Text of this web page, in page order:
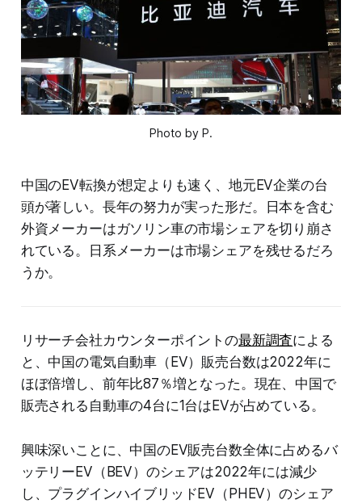
Photo by P.
中国のEV転換が想定よりも速く、地元EV企業の台
頭が著しい。長年の努力が実った形だ。日本を含む
外資メーカーはガソリン車の市場シェアを切り崩さ
れている。日系メーカーは市場シェアを残せるだろ
うか。
リサーチ会社カウンターポイントの最新調査による
と、中国の電気自動車（EV）販売台数は2022年に
ほぼ倍増し、前年比87％増となった。現在、中国で
販売される自動車の4台に1台はEVが占めている。
興味深いことに、中国のEV販売台数全体に占めるバ
ッテリーEV（BEV）のシェアは2022年には減少
し、プラグインハイブリッドEV（PHEV）のシェア